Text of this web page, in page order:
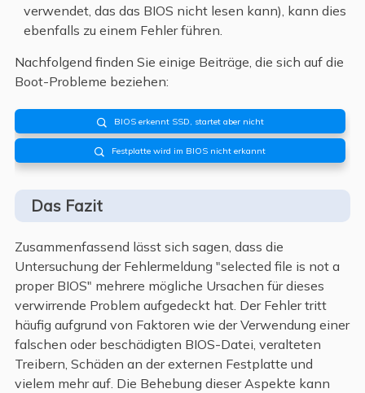
verwendet, das das BIOS nicht lesen kann), kann dies
ebenfalls zu einem Fehler führen.
Nachfolgend finden Sie einige Beiträge, die sich auf die
Boot-Probleme beziehen:
 BIOS erkennt SSD, startet aber nicht
 Festplatte wird im BIOS nicht erkannt
Das Fazit
Zusammenfassend lässt sich sagen, dass die
Untersuchung der Fehlermeldung "selected file is not a
proper BIOS" mehrere mögliche Ursachen für dieses
verwirrende Problem aufgedeckt hat. Der Fehler tritt
häufig aufgrund von Faktoren wie der Verwendung einer
falschen oder beschädigten BIOS-Datei, veralteten
Treibern, Schäden an der externen Festplatte und
vielem mehr auf. Die Behebung dieser Aspekte kann